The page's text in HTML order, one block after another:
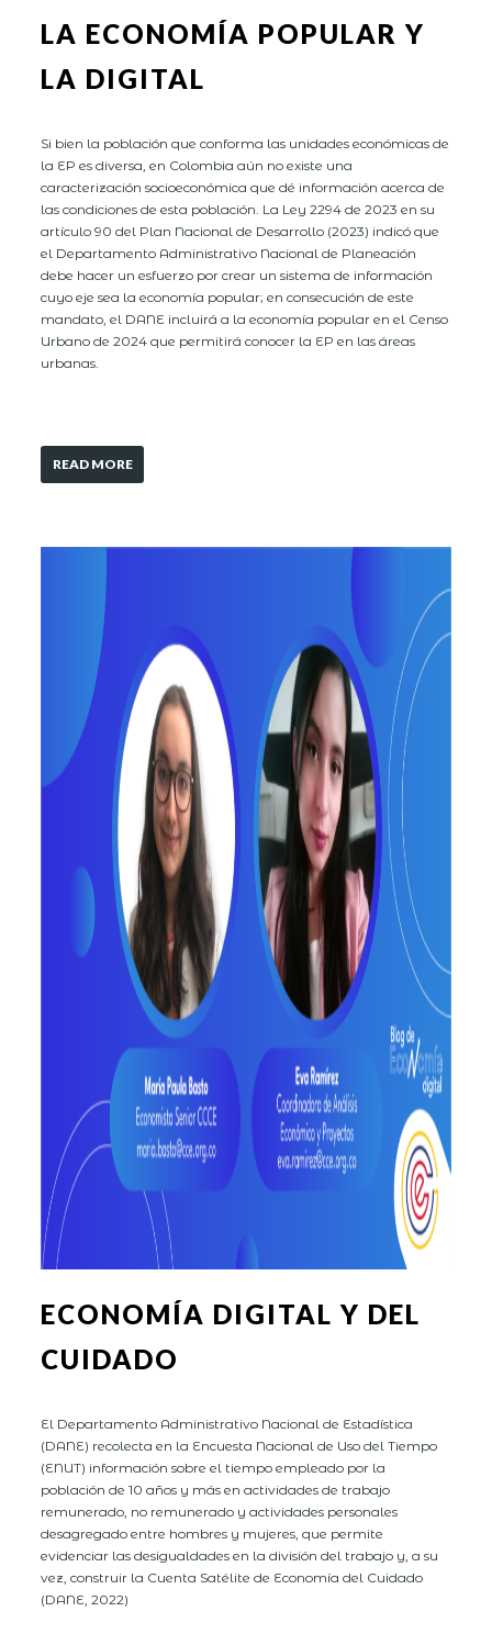
LA ECONOMÍA POPULAR Y
LA DIGITAL
Si bien la población que conforma las unidades económicas de
la EP es diversa, en Colombia aún no existe una
caracterización socioeconómica que dé información acerca de
las condiciones de esta población. La Ley 2294 de 2023 en su
artículo 90 del Plan Nacional de Desarrollo (2023) indicó que
el Departamento Administrativo Nacional de Planeación
debe hacer un esfuerzo por crear un sistema de información
cuyo eje sea la economía popular; en consecución de este
mandato, el DANE incluirá a la economía popular en el Censo
Urbano de 2024 que permitirá conocer la EP en las áreas
urbanas.
READ MORE
ECONOMÍA DIGITAL Y DEL
CUIDADO
El Departamento Administrativo Nacional de Estadística
(DANE) recolecta en la Encuesta Nacional de Uso del Tiempo
(ENUT) información sobre el tiempo empleado por la
población de 10 años y más en actividades de trabajo
remunerado, no remunerado y actividades personales
desagregado entre hombres y mujeres, que permite
evidenciar las desigualdades en la división del trabajo y, a su
vez, construir la Cuenta Satélite de Economía del Cuidado
(DANE, 2022)